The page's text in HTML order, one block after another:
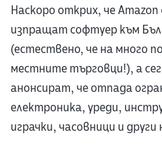
Наскоро открих, че Amazon
изпращат софтуер към
(естествено, че на много
местните търговци!), а
анонсират, че отпада
електроника, уреди,
играчки, часовници и